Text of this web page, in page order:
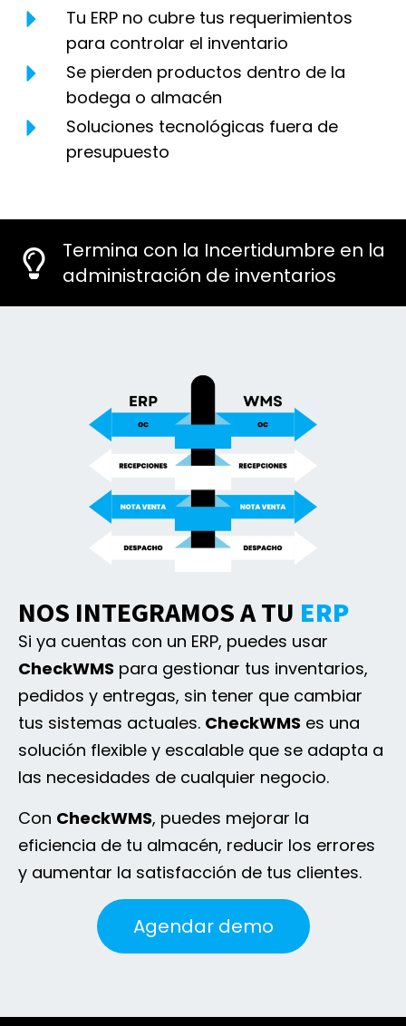
Tu ERP no cubre tus requerimientos
para controlar el inventario
Se pierden productos dentro de la
bodega o almacén
Soluciones tecnológicas fuera de
presupuesto
Termina con la Incertidumbre en la
administración de inventarios
NOS INTEGRAMOS A TU ERP
Si ya cuentas con un ERP, puedes usar
CheckWMS para gestionar tus inventarios,
pedidos y entregas, sin tener que cambiar
tus sistemas actuales. CheckWMS es una
solución flexible y escalable que se adapta a
las necesidades de cualquier negocio.
Con CheckWMS, puedes mejorar la
eficiencia de tu almacén, reducir los errores
y aumentar la satisfacción de tus clientes.
Agendar demo